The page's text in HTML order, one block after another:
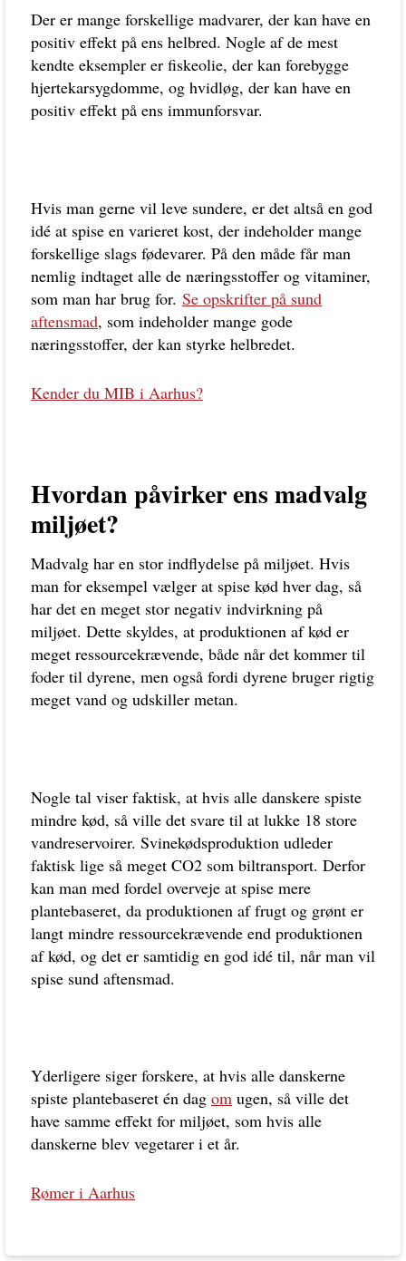
Der er mange forskellige madvarer, der kan have en
positiv effekt på ens helbred. Nogle af de mest
kendte eksempler er fiskeolie, der kan forebygge
hjertekarsygdomme, og hvidløg, der kan have en
positiv effekt på ens immunforsvar.
Hvis man gerne vil leve sundere, er det altså en god
idé at spise en varieret kost, der indeholder mange
forskellige slags fødevarer. På den måde får man
nemlig indtaget alle de næringsstoffer og vitaminer,
som man har brug for. Se opskrifter på sund
aftensmad, som indeholder mange gode
næringsstoffer, der kan styrke helbredet.
Kender du MIB i Aarhus?
Hvordan påvirker ens madvalg
miljøet?
Madvalg har en stor indflydelse på miljøet. Hvis
man for eksempel vælger at spise kød hver dag, så
har det en meget stor negativ indvirkning på
miljøet. Dette skyldes, at produktionen af kød er
meget ressourcekrævende, både når det kommer til
foder til dyrene, men også fordi dyrene bruger rigtig
meget vand og udskiller metan.
Nogle tal viser faktisk, at hvis alle danskere spiste
mindre kød, så ville det svare til at lukke 18 store
vandreservoirer. Svinekødsproduktion udleder
faktisk lige så meget CO2 som biltransport. Derfor
kan man med fordel overveje at spise mere
plantebaseret, da produktionen af frugt og grønt er
langt mindre ressourcekrævende end produktionen
af kød, og det er samtidig en god idé til, når man vil
spise sund aftensmad.
Yderligere siger forskere, at hvis alle danskerne
spiste plantebaseret én dag om ugen, så ville det
have samme effekt for miljøet, som hvis alle
danskerne blev vegetarer i et år.
Rømer i Aarhus